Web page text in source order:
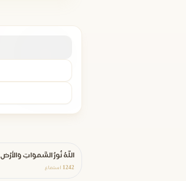
اللَّهُ نُورُ السَّموَاتِ وَالأرْضِ
1242 استماع